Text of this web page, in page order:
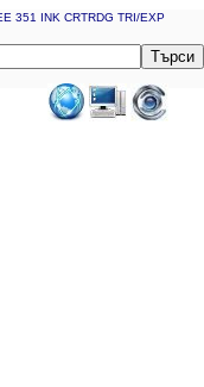
351 INK CRTRDG TRI/EXP
Търси